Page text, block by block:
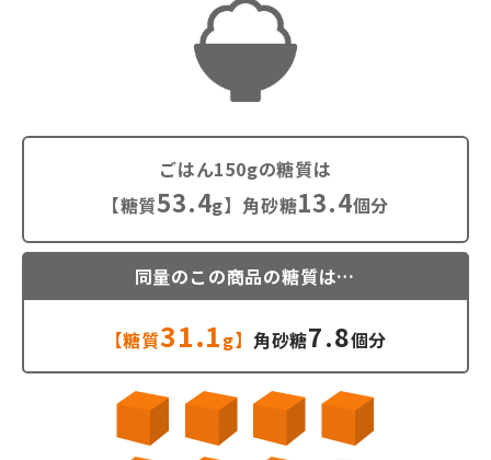
ごはん150gの糖質は
【糖質53.4g】角砂糖13.4個分
同量のこの商品の糖質は…
【糖質31.1g】 角砂糖7.8個分